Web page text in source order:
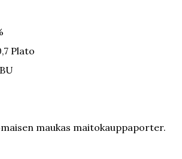
Plato
maukas maitokauppaporter.